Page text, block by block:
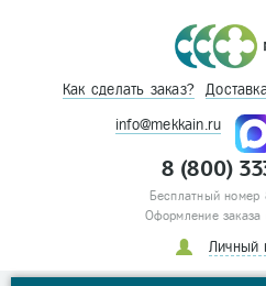
Как сделать заказ?
info@mekkain.ru
8 (800)
Бесплатный
Оформление заказа
Личный